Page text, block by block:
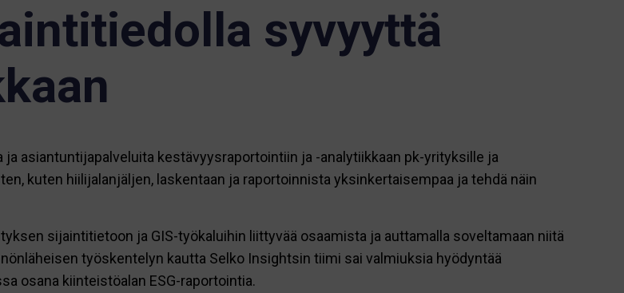
syvyyttä
asiantuntijapalveluita kestävyysraportointiin ja -analytiikkaan pk-yrityksille ja
kuten hiilijalanjäljen, laskentaan ja raportoinnista yksinkertaisempaa ja tehdä näin
sijaintitietoon ja GIS-työkaluihin liittyvää osaamista ja auttamalla soveltamaan niitä
työskentelyn kautta Selko Insightsin tiimi sai valmiuksia hyödyntää
osana kiinteistöalan ESG-raportointia.